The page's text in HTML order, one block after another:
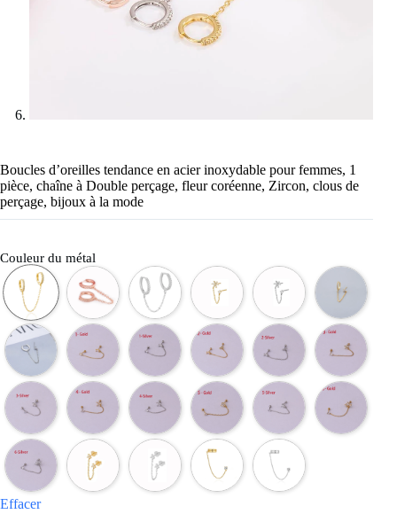
Boucles d’oreilles tendance en acier inoxydable pour femmes, 1
pièce, chaîne à Double perçage, fleur coréenne, Zircon, clous de
perçage, bijoux à la mode
Couleur du métal
Effacer